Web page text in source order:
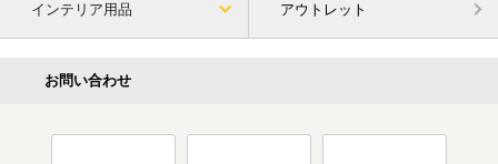
インテリア用品 アウトレット
お問い合わせ